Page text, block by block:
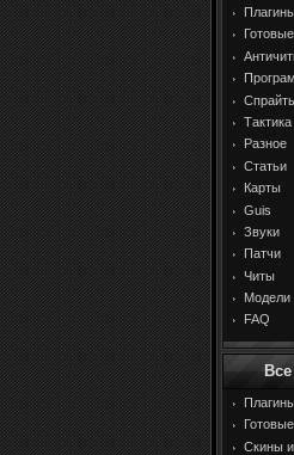
Тактика
Разное
Статьи
Карты
Guis
Звуки
Патчи
Читы
Модели
FAQ
Скины